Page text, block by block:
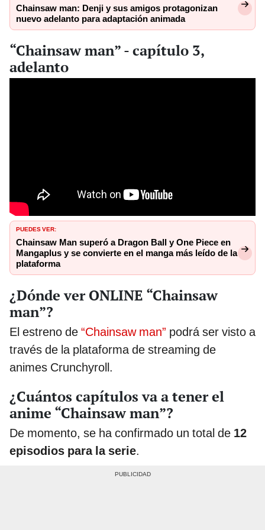
Chainsaw man: Denji y sus amigos protagonizan
nuevo adelanto para adaptación animada
“Chainsaw man” - capítulo 3,
adelanto
PUEDES VER:
Chainsaw Man superó a Dragon Ball y One Piece en
Mangaplus y se convierte en el manga más leído de la
plataforma
¿Dónde ver ONLINE “Chainsaw
man”?
El estreno de “Chainsaw man” podrá ser visto a
través de la plataforma de streaming de
animes Crunchyroll.
¿Cuántos capítulos va a tener el
anime “Chainsaw man”?
De momento, se ha confirmado un total de 12
episodios para la serie.